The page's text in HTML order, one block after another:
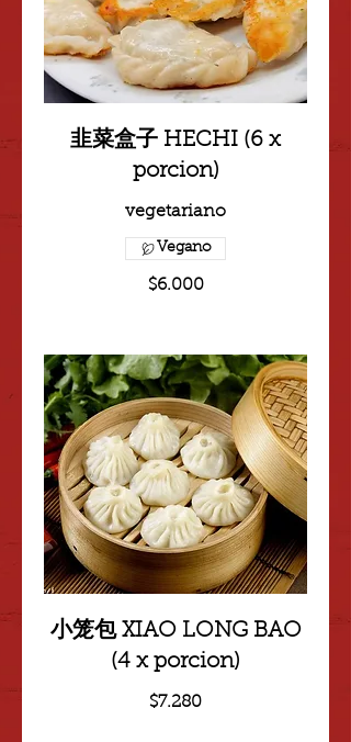
韭菜盒子 HECHI (6 x
porcion)
vegetariano
$6.000
Vegano
小笼包 XIAO LONG BAO
(4 x porcion)
$7.280